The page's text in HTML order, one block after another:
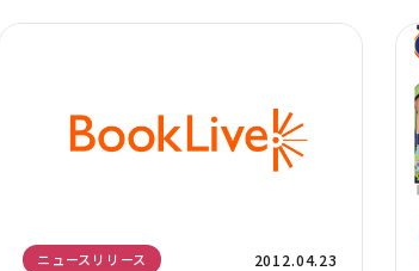
ニュースリリース 2012.04.23